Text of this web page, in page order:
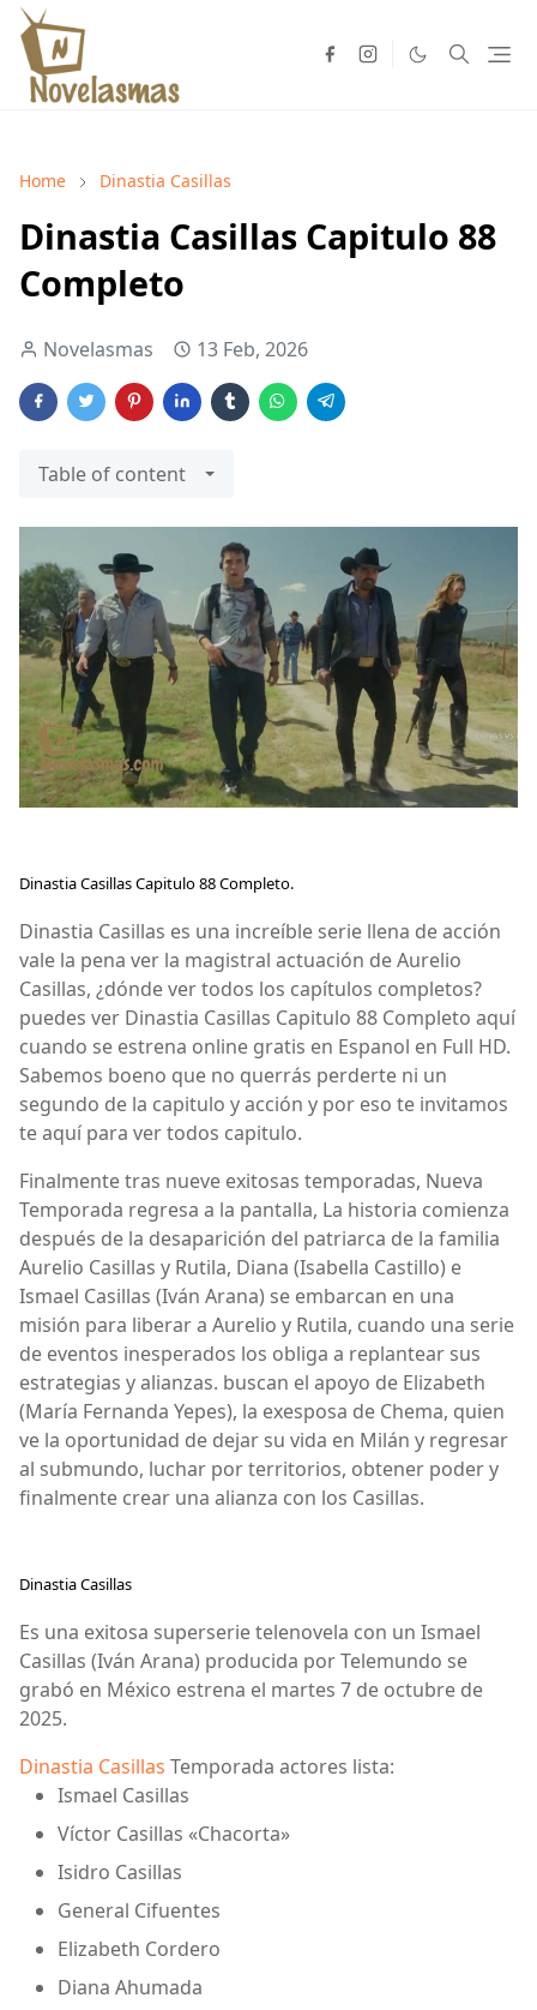
Home Dinastia Casillas
Dinastia Casillas Capitulo 88
Completo
Novelasmas 13 Feb, 2026
Table of content
Dinastia Casillas Capitulo 88 Completo.
Dinastia Casillas es una increíble serie llena de acción
vale la pena ver la magistral actuación de Aurelio
Casillas, ¿dónde ver todos los capítulos completos?
puedes ver Dinastia Casillas Capitulo 88 Completo aquí
cuando se estrena online gratis en Espanol en Full HD.
Sabemos boeno que no querrás perderte ni un
segundo de la capitulo y acción y por eso te invitamos
te aquí para ver todos capitulo.
Finalmente tras nueve exitosas temporadas, Nueva
Temporada regresa a la pantalla, La historia comienza
después de la desaparición del patriarca de la familia
Aurelio Casillas y Rutila, Diana (Isabella Castillo) e
Ismael Casillas (Iván Arana) se embarcan en una
misión para liberar a Aurelio y Rutila, cuando una serie
de eventos inesperados los obliga a replantear sus
estrategias y alianzas. buscan el apoyo de Elizabeth
(María Fernanda Yepes), la exesposa de Chema, quien
ve la oportunidad de dejar su vida en Milán y regresar
al submundo, luchar por territorios, obtener poder y
finalmente crear una alianza con los Casillas.
Dinastia Casillas
Es una exitosa superserie telenovela con un Ismael
Casillas (Iván Arana) producida por Telemundo se
grabó en México estrena el martes 7 de octubre de
2025.
Dinastia Casillas Temporada actores lista:
Ismael Casillas
Víctor Casillas «Chacorta»
Isidro Casillas
General Cifuentes
Elizabeth Cordero
Diana Ahumada